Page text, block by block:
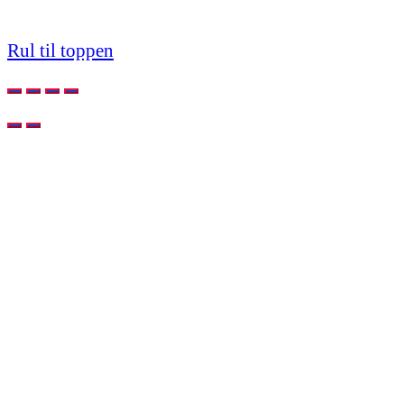
Rul til toppen